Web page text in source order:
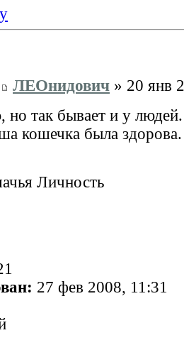
ЛЕОнидович » 20 янв
но так бывает и у людей.
кошечка была здорова.
Личность
27 фев 2008, 11:31